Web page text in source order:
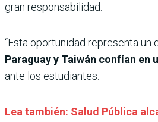
gran responsabilidad.
“Esta oportunidad representa un
Paraguay y Taiwán confían en
ante los estudiantes.
Lea también: Salud Pública